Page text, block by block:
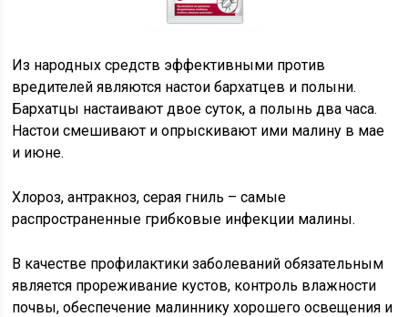
Из народных средств эффективными против
вредителей являются настои бархатцев и полыни.
Бархатцы настаивают двое суток, а полынь два часа.
Настои смешивают и опрыскивают ими малину в мае
и июне.
Хлороз, антракноз, серая гниль – самые
распространенные грибковые инфекции малины.
В качестве профилактики заболеваний обязательным
является прореживание кустов, контроль влажности
почвы, обеспечение малиннику хорошего освещения и